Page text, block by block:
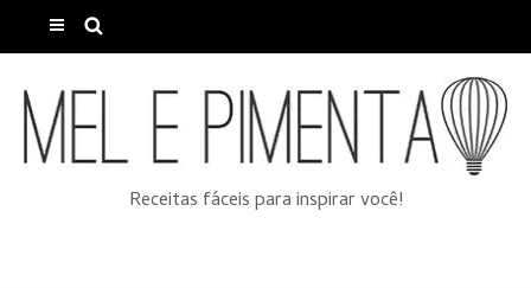
Receitas fáceis para inspirar você!